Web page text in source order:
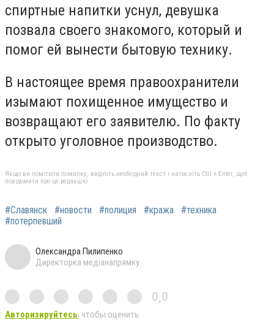
спиртные напитки уснул, девушка
позвала своего знакомого, который и
помог ей вынести бытовую технику.
В настоящее время правоохранители
изымают похищенное имущество и
возвращают его заявителю. По факту
открыто уголовное производство.
Якщо ви помітили помилку, виділіть необхідний текст і натисніть Ctrl + Enter, щоб
повідомити про це редакцію
#Славянск #новости #полиция #кража
#техника
#потерпевший
Олександра Пилипенко
Директорка медіанапрямку
0,0
Авторизируйтесь, чтобы оценить